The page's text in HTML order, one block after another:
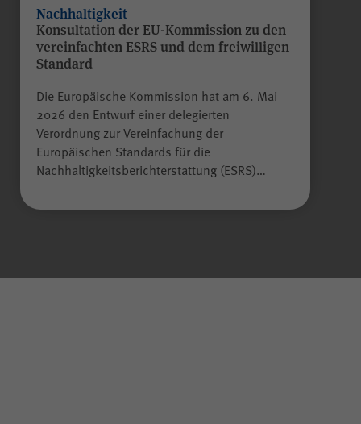
Nachhaltigkeit
Konsultation der EU-Kommission zu den
vereinfachten ESRS und dem freiwilligen
Standard
Die Europäische Kommission hat am 6. Mai
2026 den Entwurf einer delegierten
Verordnung zur Vereinfachung der
Europäischen Standards für die
Nachhaltigkeitsberichterstattung (ESRS)…